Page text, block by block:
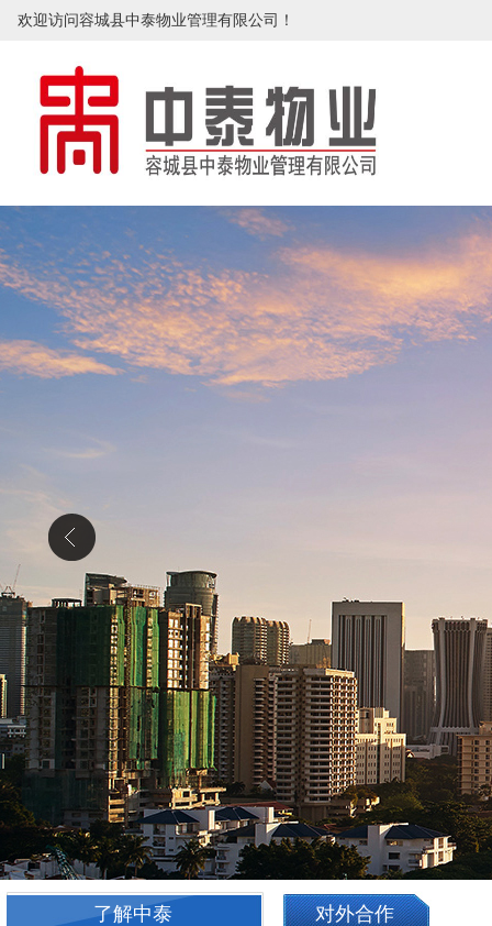
欢迎访问容城县中泰物业管理有限公司！
了解中泰 对外合作